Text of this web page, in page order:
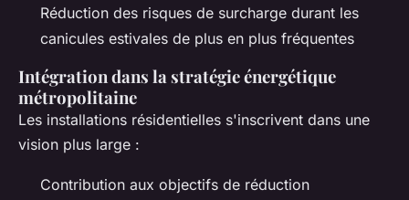
Réduction des risques de surcharge durant les
canicules estivales de plus en plus fréquentes
Intégration dans la stratégie énergétique
métropolitaine
Les installations résidentielles s'inscrivent dans une
vision plus large :
Contribution aux objectifs de réduction